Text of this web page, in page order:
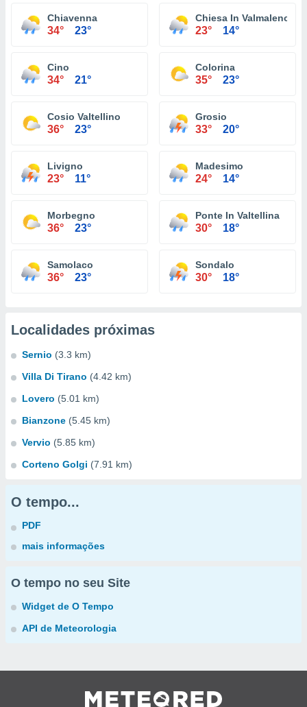
Chiavenna
34° 23°
Chiesa In Valmalenco
23° 14°
Cino
34° 21°
Colorina
35° 23°
Cosio Valtellino
36° 23°
Grosio
33° 20°
Livigno
23° 11°
Madesimo
24° 14°
Morbegno
36° 23°
Ponte In Valtellina
30° 18°
Samolaco
36° 23°
Sondalo
30° 18°
Localidades próximas
Sernio (3.3 km)
Villa Di Tirano (4.42 km)
Lovero (5.01 km)
Bianzone (5.45 km)
Vervio (5.85 km)
Corteno Golgi (7.91 km)
O tempo...
PDF
mais informações
O tempo no seu Site
Widget de O Tempo
API de Meteorologia